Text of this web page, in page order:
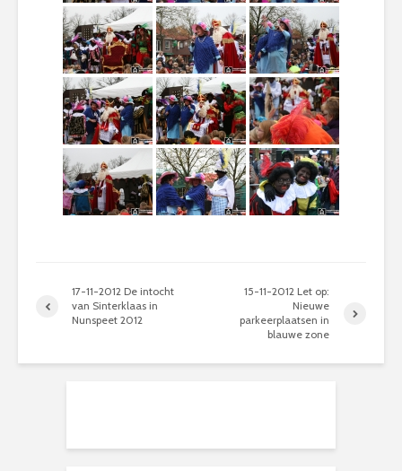
17-11-2012 De intocht
van Sinterklaas in
Nunspeet 2012
15-11-2012 Let op:
Nieuwe
parkeerplaatsen in
blauwe zone